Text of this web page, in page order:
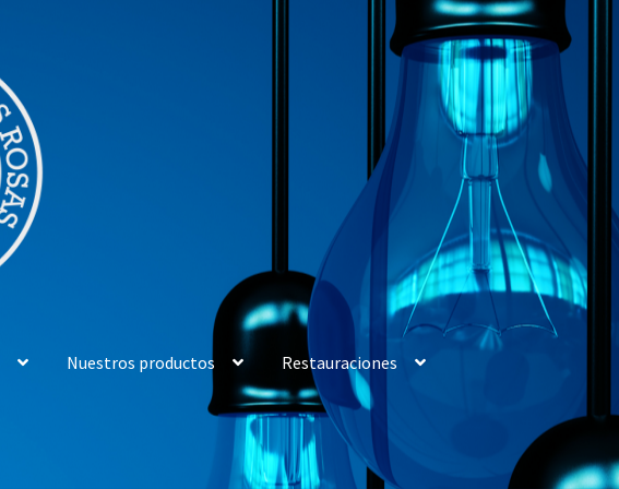
Nuestros productos Restauraciones